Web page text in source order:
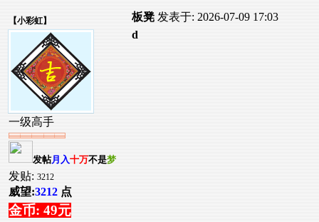
【小彩虹】
一级高手
发帖月入十万不是梦
发贴: 3212
威望:3212 点
金币: 49元
板凳 发表于: 2026-07-09 17:03
d